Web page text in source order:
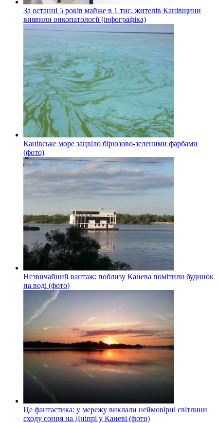
За останні 5 років майже в 1 тис. жителів Канівщини
виявили онкопатології (інфографіка)
Канівське море зацвіло бірюзово-зеленими фарбами
(фото)
Незвичайний вантаж: поблизу Канева помітили будинок
на воді (фото)
Це фантастика: у мережу виклали неймовірні світлини
сходу сонця на Дніпрі у Каневі (фото)